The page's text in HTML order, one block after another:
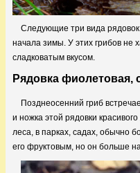
Следующие три вида
начала зимы. У этих грибов не
сладковатым вкусом.
Рядовка фиолетовая,
Позднеосенний гриб
и ножка этой рядовки
леса, в парках, садах, обычно
его фруктовым, но он больше